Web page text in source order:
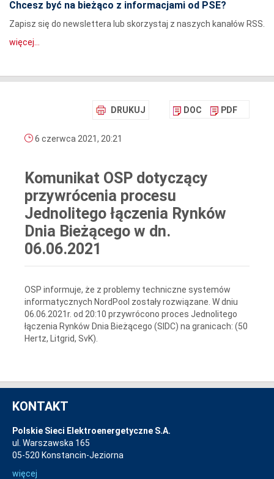
Chcesz być na bieżąco z informacjami od PSE?
Zapisz się do newslettera lub skorzystaj z naszych kanałów RSS.
więcej...
DRUKUJ DOC PDF
6 czerwca 2021, 20:21
Komunikat OSP dotyczący
przywrócenia procesu
Jednolitego łączenia Rynków
Dnia Bieżącego w dn.
06.06.2021
OSP informuje, że z problemy techniczne systemów
informatycznych NordPool zostały rozwiązane. W dniu
06.06.2021r. od 20:10 przywrócono proces Jednolitego
łączenia Rynków Dnia Bieżącego (SIDC) na granicach: (50
Hertz, Litgrid, SvK).
KONTAKT
Polskie Sieci Elektroenergetyczne S.A.
ul. Warszawska 165
05-520 Konstancin-Jeziorna
więcej